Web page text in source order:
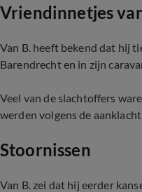
Vriendinnetjes
Van B. heeft bekend dat hij
Barendrecht en in zijn
Veel van de slachtoffers
werden volgens de
Stoornissen
Van B. zei dat hij eerder